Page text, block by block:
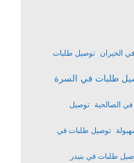
الخيران توصيل طلبات
طلبات في السرة
الصالحية توصيل
توصيل طلبات في
طلبات في بنيدر